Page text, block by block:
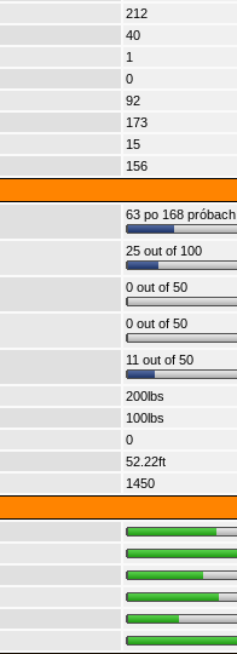
212
40
1
0
92
173
15
156
63 po 168 próbach
25 out of 100
0 out of 50
0 out of 50
11 out of 50
200lbs
100lbs
0
52.22ft
1450